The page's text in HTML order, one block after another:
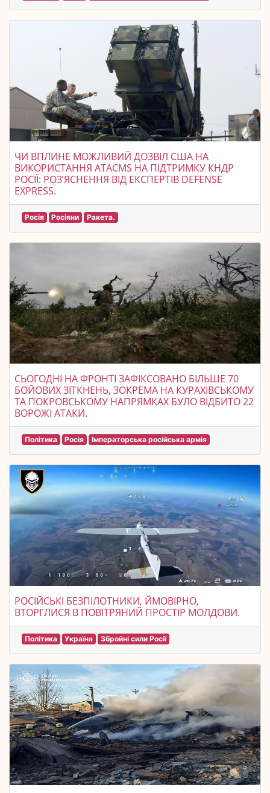
ЧИ ВПЛИНЕ МОЖЛИВИЙ ДОЗВІЛ США НА
ВИКОРИСТАННЯ ATACMS НА ПІДТРИМКУ КНДР
РОСІЇ: РОЗ’ЯСНЕННЯ ВІД ЕКСПЕРТІВ DEFENSE
EXPRESS.
Росія Росіяни Ракета.
СЬОГОДНІ НА ФРОНТІ ЗАФІКСОВАНО БІЛЬШЕ 70
БОЙОВИХ ЗІТКНЕНЬ, ЗОКРЕМА НА КУРАХІВСЬКОМУ
ТА ПОКРОВСЬКОМУ НАПРЯМКАХ БУЛО ВІДБИТО 22
ВОРОЖІ АТАКИ.
Політика Росія Імператорська російська армія
РОСІЙСЬКІ БЕЗПІЛОТНИКИ, ЙМОВІРНО,
ВТОРГЛИСЯ В ПОВІТРЯНИЙ ПРОСТІР МОЛДОВИ.
Політика Україна Збройні сили Росії